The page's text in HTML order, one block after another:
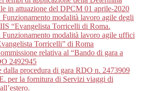
in attuazione del DPCM 01 aprile-2020
Funzionamento modalità lavoro agile degli
“Evangelista Torricelli di Roma.
Funzionamento modalità lavoro agile uffici
Torricelli” di Roma
relativa al “Bando di gara a
2492945
dalla procedura di gara RDO n. 2473909
per la fornitura di Servizi viaggi di